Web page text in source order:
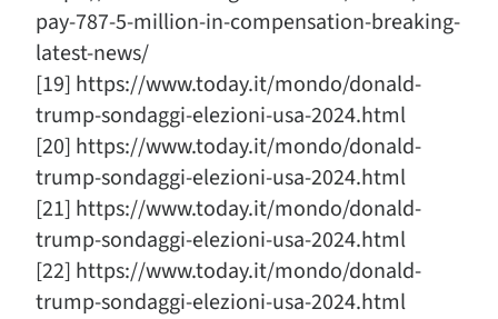
pay-787-5-million-in-compensation-breaking-
latest-news/
[19] https://www.today.it/mondo/donald-
trump-sondaggi-elezioni-usa-2024.html
[20] https://www.today.it/mondo/donald-
trump-sondaggi-elezioni-usa-2024.html
[21] https://www.today.it/mondo/donald-
trump-sondaggi-elezioni-usa-2024.html
[22] https://www.today.it/mondo/donald-
trump-sondaggi-elezioni-usa-2024.html